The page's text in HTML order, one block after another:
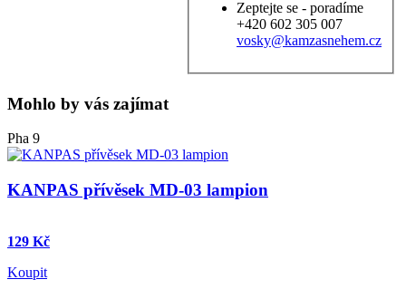
Zeptejte se - poradíme
+420 602 305 007
vosky@kamzasnehem.cz
Mohlo by vás zajímat
Pha 9
KANPAS přívěsek MD-03 lampion
129 Kč
Koupit